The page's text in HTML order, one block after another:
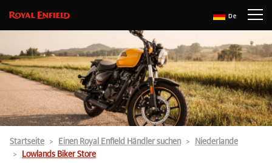
De
Startseite Einen Royal Enfield Händler suchen
Niederlande
Lowlands Biker Store